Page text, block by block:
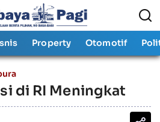
Property Otomotif
di RI Meningkat